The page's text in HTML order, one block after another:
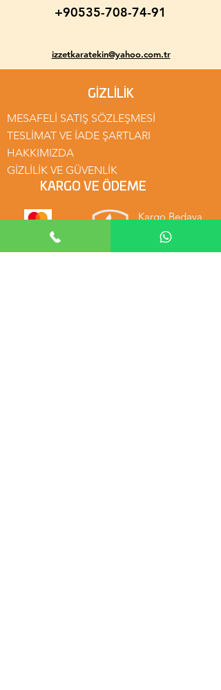
+90535-708-74-91
izzetkaratekin@yahoo.com.tr
GİZLİLİK
MESAFELİ SATIŞ SÖZLEŞMESİ
TESLİMAT VE İADE ŞARTLARI
HAKKIMIZDA
GİZLİLİK VE GÜVENLİK
KARGO VE ÖDEME
Kargo Bedava
Güvenli Alışveriş